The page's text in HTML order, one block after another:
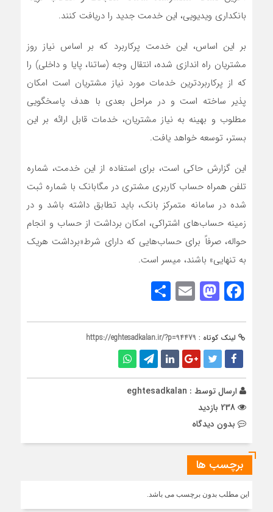
بانکداری ویدیویی، این خدمت جدید را دریافت کنند.
بر این اساس، این خدمت پرکاربرد که بر اساس نیاز روز
مشتریان راه اندازی شده، انتقال وجه (ساتنا، پایا و داخلی) را
که از پرکاربردترین خدمات مورد نیاز مشتریان است امکان
پذیر ساخته است و در مراحل بعدی با هدف پاسخگویی
مطلوب و بهینه به نیاز مشتریان، خدمات قابل ارائه بر این
بستر، توسعه خواهد یافت.
این گزارش حاکی است، برای استفاده از این خدمت، شماره
تلفن همراه حساب کاربری مشتری در مگابانک با شماره ثبت
شده در سامانه متمرکز بانک، باید تطابق داشته باشد و در
زمینه حساب‌های اشتراکی، امکان برداشت از حساب و انجام
حواله، صرفاً برای حساب‌هایی که دارای شرط«برداشت هریک
به تنهایی» باشند، میسر است.
Facebook
Mastodon
Email
لینک کوتاه : https://eghtesadkalan.ir/?p=94479
ارسال توسط : eghtesadkalan
بدون دیدگاه
برچسب ها
این مطلب بدون برچسب می باشد.